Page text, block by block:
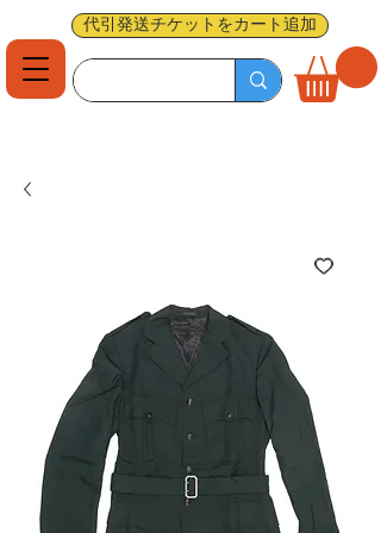
代引発送チケットをカート追加